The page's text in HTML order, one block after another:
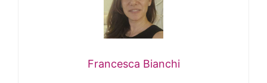
Francesca Bianchi